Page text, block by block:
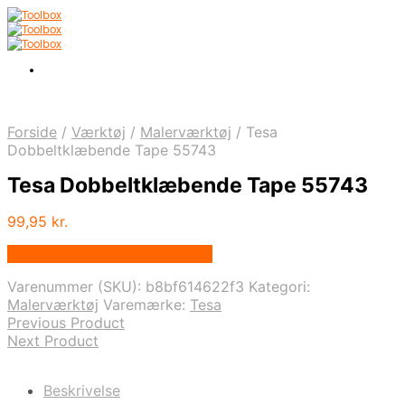
Forside / Værktøj / Malerværktøj / Tesa
Dobbeltklæbende Tape 55743
Tesa Dobbeltklæbende Tape 55743
99,95 kr.
Varenummer (SKU): b8bf614622f3 Kategori:
Malerværktøj Varemærke: Tesa
Previous Product
Next Product
Beskrivelse